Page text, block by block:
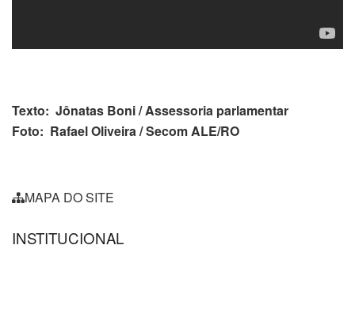
Texto: Jônatas Boni / Assessoria parlamentar
Foto: Rafael Oliveira / Secom ALE/RO
MAPA DO SITE
INSTITUCIONAL